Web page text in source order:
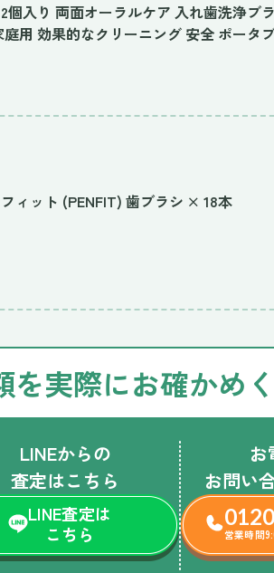
個入り 両面オーラルケア 入れ歯洗浄ブ
用 効果的なクリーニング 安全 ポータ
ィット (PENFIT) 歯ブラシ × 18本
LINEからの
査定はこちら
LINE査定は
こちら
お
お問い
営業時間
を実際にお確かめ